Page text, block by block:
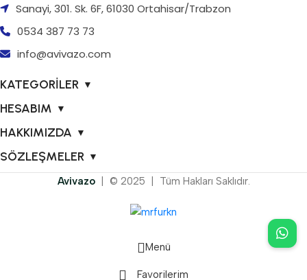
Sanayi, 301. Sk. 6F, 61030 Ortahisar/Trabzon
0534 387 73 73
info@avivazo.com
KATEGORİLER ▼
HESABIM ▼
HAKKIMIZDA ▼
SÖZLEŞMELER ▼
Avivazo | © 2025 | Tüm Hakları Saklıdır.
Menü
Favorilerim